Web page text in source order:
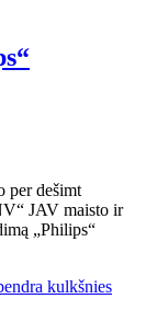
per dešimt
JAV maisto ir
„Philips“